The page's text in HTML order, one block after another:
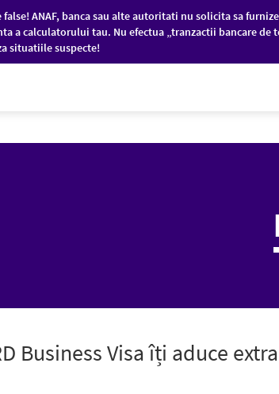
ANAF, banca sau alte autoritati nu solicita sa
a calculatorului tau. Nu efectua „tranzactii bancare
situatiile suspecte!PERSOANE FIZICE
Business Visa îți aduce extra